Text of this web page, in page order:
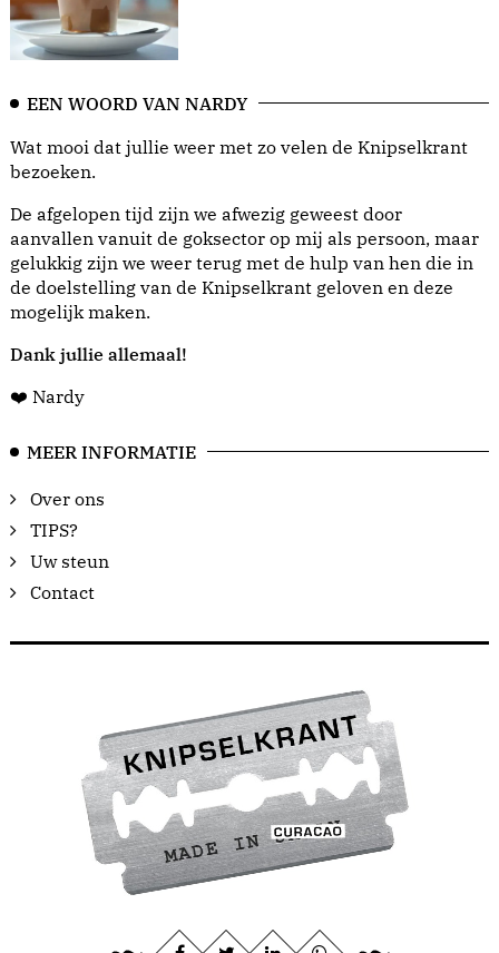
EEN WOORD VAN NARDY
Wat mooi dat jullie weer met zo velen de Knipselkrant
bezoeken.
De afgelopen tijd zijn we afwezig geweest door
aanvallen vanuit de goksector op mij als persoon, maar
gelukkig zijn we weer terug met de hulp van hen die in
de doelstelling van de Knipselkrant geloven en deze
mogelijk maken.
Dank jullie allemaal!
❤️ Nardy
MEER INFORMATIE
Over ons
TIPS?
Uw steun
Contact